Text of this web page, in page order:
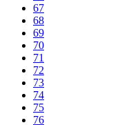
67
68
69
70
71
72
73
74
75
76